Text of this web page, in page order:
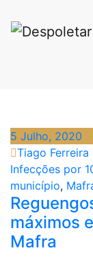
para
5 Julho, 2020
Tiago Ferreira
Infecções por
município,
máximos
Mafra